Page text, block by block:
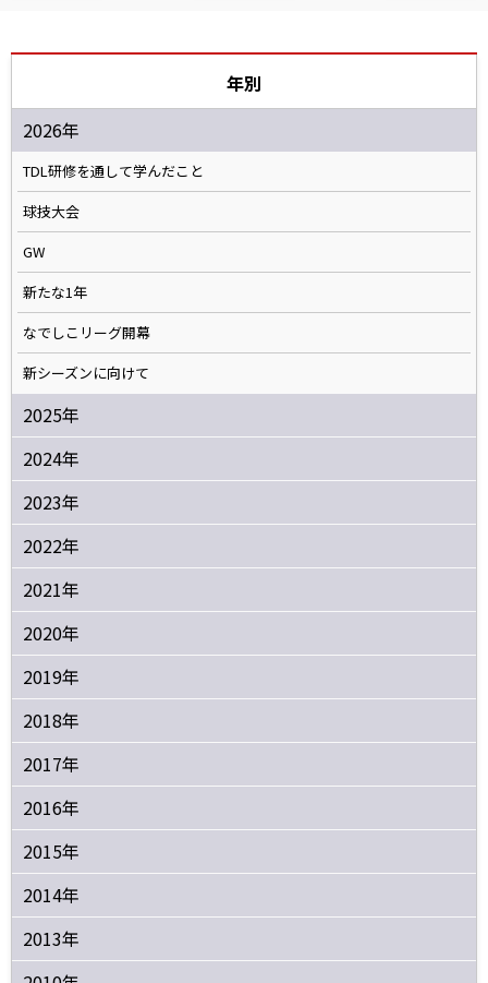
年別
2026年
TDL研修を通して学んだこと
球技大会
GW
新たな1年
なでしこリーグ開幕
新シーズンに向けて
2025年
2024年
2023年
2022年
2021年
2020年
2019年
2018年
2017年
2016年
2015年
2014年
2013年